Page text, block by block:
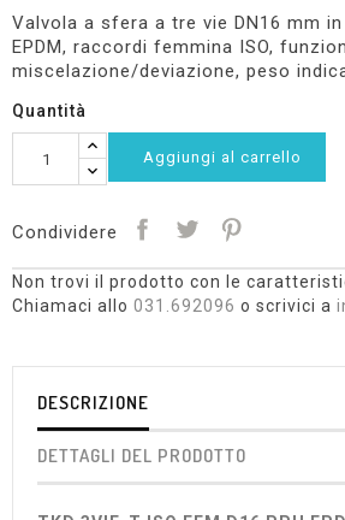
Valvola a sfera a tre vie DN16 mm
EPDM, raccordi femmina ISO,
miscelazione/deviazione, peso
Quantità
Aggiungi al carrello
Condividere
Non trovi il prodotto con le
Chiamaci allo 031.692096 o scrivici a
DESCRIZIONE
DETTAGLI DEL PRODOTTO